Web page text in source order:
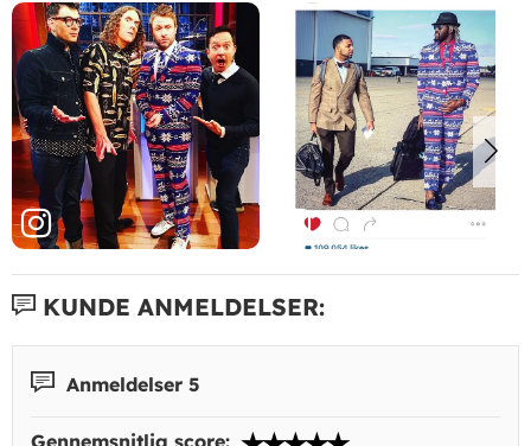
KUNDE ANMELDELSER:
Anmeldelser 5
Gennemsnitlig score: